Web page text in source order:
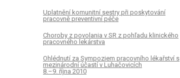
Uplatnění komunitní sestry při poskytování
pracovně preventivní péče
Choroby z povolania v SR z pohľadu klinického
pracovného lekárstva
Ohlédnutí za Sympoziem pracovního lékařství s
mezinárodní účastí v Luhačovicích
8.–9. října 2010